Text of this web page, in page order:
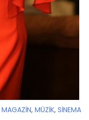
MAGAZİN, MÜZİK, SİNEMA